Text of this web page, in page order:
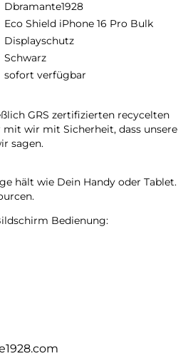
Dbramante1928
Eco Shield iPhone 16 Pro Bulk
Displayschutz
Schwarz
sofort verfügbar
GRS zertifizierten recycelten
mit wir mit Sicherheit, dass unsere
sagen.
hält wie Dein Handy oder Tablet.
Bedienung:
reagiert wie der